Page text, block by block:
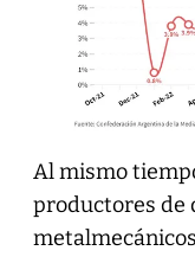
Al mismo
productores de